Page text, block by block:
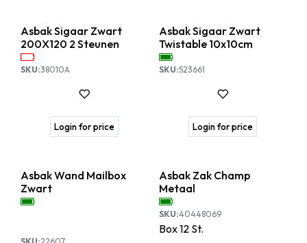
Asbak Sigaar Zwart
200X120 2 Steunen
SKU:38010A
Login for price
Asbak Sigaar Zwart
Twistable 10x10cm
SKU:523661
Login for price
Asbak Wand Mailbox
Zwart
Asbak Zak Champ
Metaal
SKU:40448069
Box12 St.